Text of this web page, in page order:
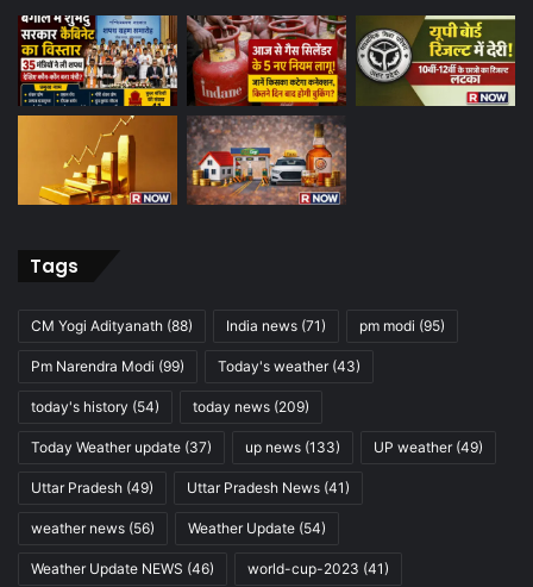
Tags
CM Yogi Adityanath (88) India news (71) pm modi (95)
Pm Narendra Modi (99) Today's weather(43)
today's history (54) today news (209)
Today Weather update (37) up news (133) UP weather(49)
Uttar Pradesh (49) Uttar Pradesh News (41)
weather news (56) Weather Update (54)
Weather Update NEWS (46) world-cup-2023 (41)